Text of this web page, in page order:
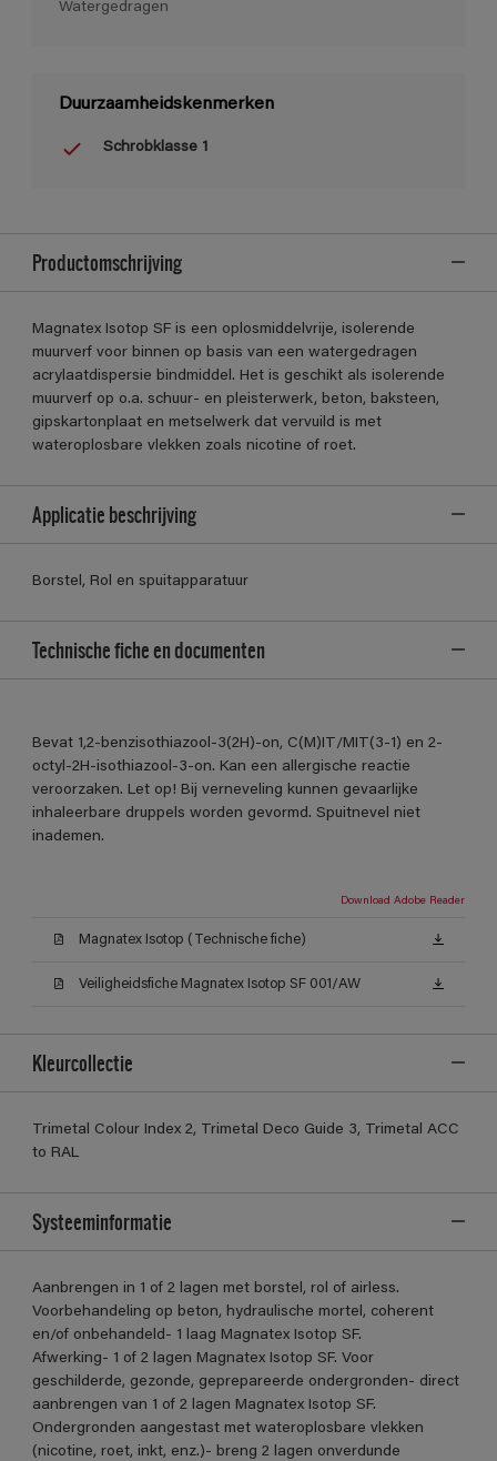
Watergedragen
Duurzaamheidskenmerken
Schrobklasse 1
Productomschrijving
Magnatex Isotop SF is een oplosmiddelvrije, isolerende
muurverf voor binnen op basis van een watergedragen
acrylaatdispersie bindmiddel. Het is geschikt als isolerende
muurverf op o.a. schuur- en pleisterwerk, beton, baksteen,
gipskartonplaat en metselwerk dat vervuild is met
wateroplosbare vlekken zoals nicotine of roet.
Applicatie beschrijving
Borstel, Rol en spuitapparatuur
Technische fiche en documenten
Bevat 1,2-benzisothiazool-3(2H)-on, C(M)IT/MIT(3-1) en 2-
octyl-2H-isothiazool-3-on. Kan een allergische reactie
veroorzaken. Let op! Bij verneveling kunnen gevaarlijke
inhaleerbare druppels worden gevormd. Spuitnevel niet
inademen.
Download Adobe Reader
Magnatex Isotop (Technische fiche)
Veiligheidsfiche Magnatex Isotop SF 001/AW
Kleurcollectie
Trimetal Colour Index 2, Trimetal Deco Guide 3, Trimetal ACC
to RAL
Systeeminformatie
Aanbrengen in 1 of 2 lagen met borstel, rol of airless.
Voorbehandeling op beton, hydraulische mortel, coherent
en/of onbehandeld- 1 laag Magnatex Isotop SF.
Afwerking- 1 of 2 lagen Magnatex Isotop SF. Voor
geschilderde, gezonde, geprepareerde ondergronden- direct
aanbrengen van 1 of 2 lagen Magnatex Isotop SF.
Ondergronden aangestast met wateroplosbare vlekken
(nicotine, roet, inkt, enz.)- breng 2 lagen onverdunde